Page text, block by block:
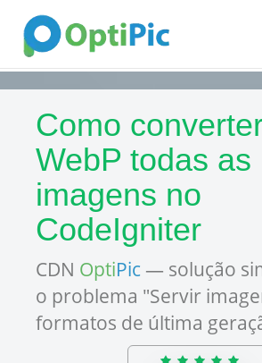
Como
WebP todas as
imagens no
CodeIgniter
CDN OptiPic — solução
o problema "Servir
formatos de última